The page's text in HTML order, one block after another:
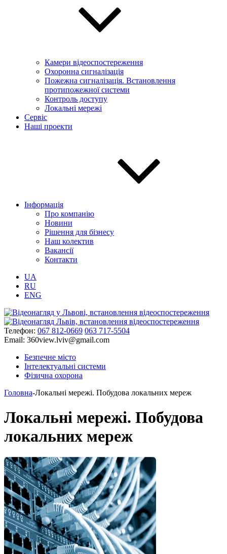
Камери відеоспостереження
Охоронна сигналізація
Пожежна сигналізація. Встановлення
протипожежної системи
Контроль доступу
Локальні мережі
Сервіс
Наші проекти
Інформація
Про компанію
Новини
Рішення для бізнесу
Наш колектив
Вакансії
Контакти
UA
RU
ENG
Телефон: 067 812-0669 063 717-5504
Email: 360view.lviv@gmail.com
Безпечне місто
Інтелектуальні системи
Фізична охорона
Головна-Локальні мережі. Побудова локальних мереж
Локальні мережі. Побудова
локальних мереж